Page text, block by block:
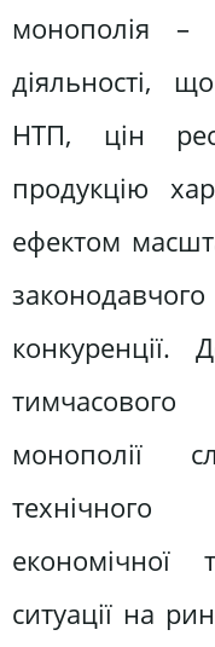
монополія –
діяльності,
НТП, цін
продукцію
ефектом
конкуренції.
тимчасового
монополії
технічного
ситуації на